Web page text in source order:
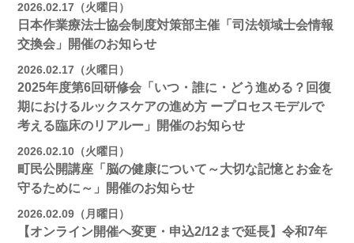
2026.02.17（火曜日）
日本作業療法士協会制度対策部主催「司法領域士会情報
交換会」開催のお知らせ
2026.02.17（火曜日）
2025年度第6回研修会「いつ・誰に・どう進める？回復
期におけるルックスケアの進め方 ープロセスモデルで
考える臨床のリアルー」開催のお知らせ
2026.02.10（火曜日）
町民公開講座「脳の健康について～大切な記憶とお金を
守るために～」開催のお知らせ
2026.02.09（月曜日）
【オンライン開催へ変更・申込2/12まで延長】令和7年